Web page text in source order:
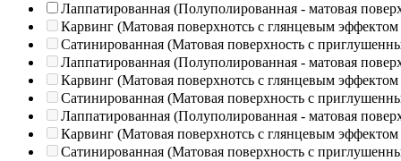
Лаппатированная (Полуполированная - матовая
Карвинг (Матовая поверхнотсь с глянцевым эффектом
Сатинированная (Матовая поверхность с
Лаппатированная (Полуполированная - матовая
Карвинг (Матовая поверхнотсь с глянцевым эффектом
Сатинированная (Матовая поверхность с
Лаппатированная (Полуполированная - матовая
Карвинг (Матовая поверхнотсь с глянцевым эффектом
Сатинированная (Матовая поверхность с